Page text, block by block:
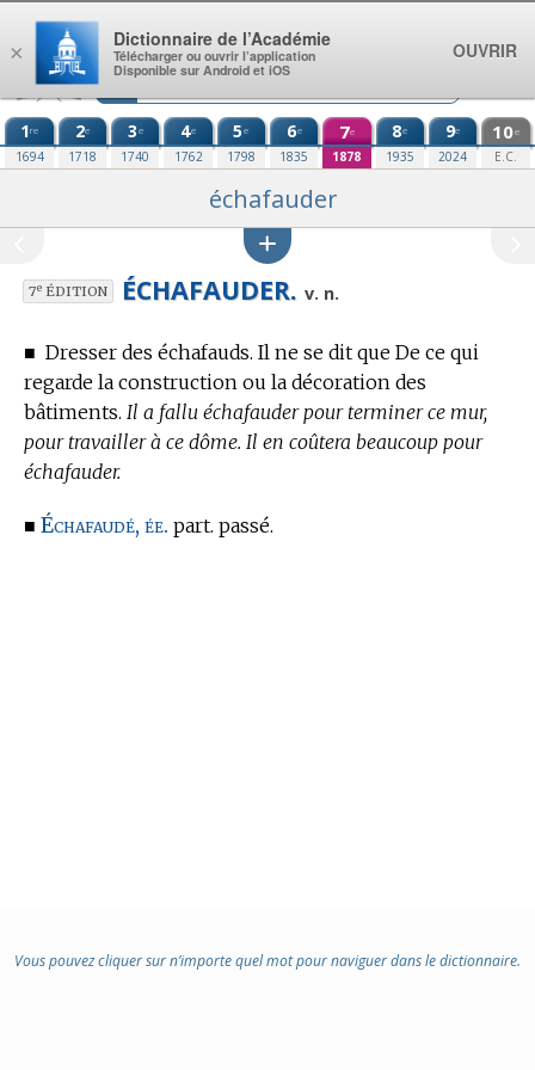
Aller au contenu
1re
1694
2e
1718
3e
1740
4e
1762
5e
1798
6e
1835
7e
1878
8e
1935
9e
2024
10e
E.C.
échafauder
7eÉDITION ÉCHAFAUDER. v. n.
■ Dresser des échafauds. Il ne se dit que De ce qui
regarde la construction ou la décoration des
bâtiments. Il a fallu échafauder pour terminer ce mur,
pour travailler à ce dôme. Il en coûtera beaucoup pour
échafauder.
■ Échafaudé, ée. part. passé.
Vous pouvez cliquer sur n’importe quel mot pour naviguer dans le dictionnaire.
×
Dictionnaire de l’Académie
Télécharger ou ouvrir l’application
Disponible sur Android et iOS
OUVRIR